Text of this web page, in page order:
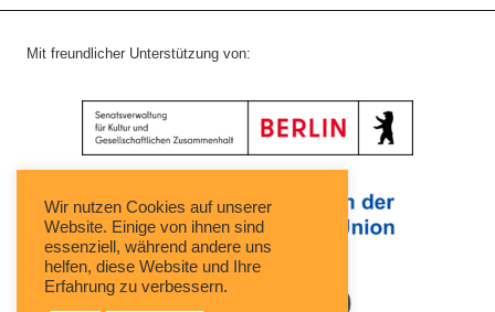
Mit freundlicher Unterstützung von:
Wir nutzen Cookies auf unserer
Website. Einige von ihnen sind
essenziell, während andere uns
helfen, diese Website und Ihre
Erfahrung zu verbessern.